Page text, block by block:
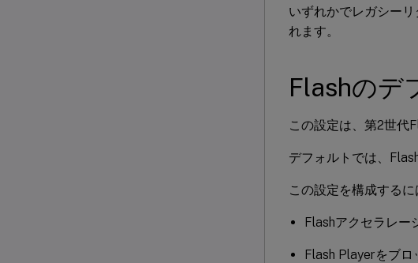
いずれかでレガシー
れます。
Flashのデ
この設定は、第2世代
デフォルトでは、
この設定を構成する
Flashアクセラレー
Flash Playerをブ